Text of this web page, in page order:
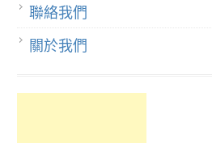
聯絡我們
關於我們